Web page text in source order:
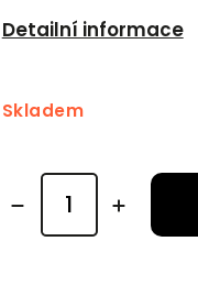
Detailní informace
Skladem